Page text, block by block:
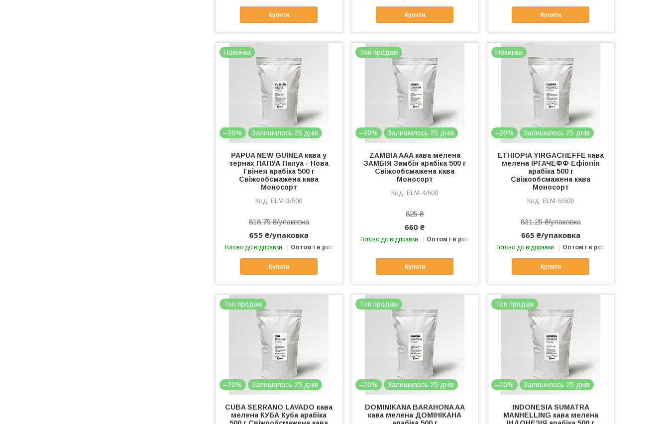
Купити Купити Купити
Новинка
–20% Залишилось 25 днів
PAPUA NEW GUINEA кава у
зернах ПАПУА Папуа - Нова
Гвінея арабіка 500 г
Свіжообсмажена кава
Моносорт
ELМ-3/500
818,75 ₴/упаковка
655 ₴/упаковка
Готово до відправки Оптом і в роздріб
Купити
Топ продаж
–20% Залишилось 25 днів
ZAMBIA AAA кава мелена
ЗАМБІЯ Замбія арабіка 500 г
Свіжообсмажена кава
Моносорт
ELМ-4/500
825 ₴
660 ₴
Готово до відправки Оптом і в роздріб
Купити
Новинка
–20% Залишилось 25 днів
ETHIOPIA YIRGACHEFFE кава
мелена ІРГАЧЕФФ Ефіопія
арабіка 500 г
Свіжообсмажена кава
Моносорт
ELМ-5/500
831,25 ₴/упаковка
665 ₴/упаковка
Готово до відправки Оптом і в роздріб
Купити
Топ продаж
–20% Залишилось 25 днів
CUBA SERRANO LAVADO кава
мелена КУБА Куба арабіка
Топ продаж
–20% Залишилось 25 днів
DOMINIKANA BARAHONA AA
кава мелена ДОМІНІКАНА
Топ продаж
–20% Залишилось 25 днів
INDONESIA SUMATRA
MANHELLING кава мелена